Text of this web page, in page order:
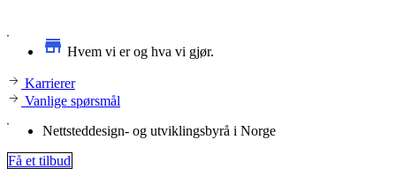
Hvem vi er og hva vi gjør.
Karrierer
Vanlige spørsmål
Nettsteddesign- og utviklingsbyrå i Norge
Få et tilbud